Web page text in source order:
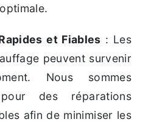
et Fiables : Les
peuvent survenir
Nous sommes
des réparations
afin de minimiser les